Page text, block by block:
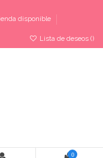
disponible
Lista de deseos ()
0